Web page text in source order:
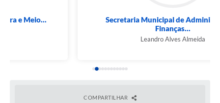
Secretaria Municipal de Administração e
Leandro Alves Almeida
COMPARTILHAR